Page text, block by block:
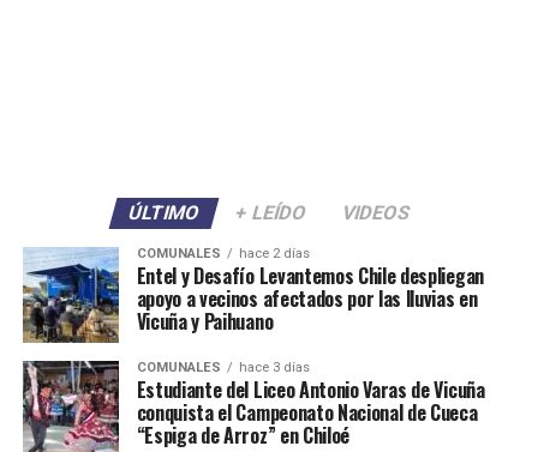
ÚLTIMO + LEÍDO VIDEOS
COMUNALES hace 2 días
Entel y Desafío Levantemos Chile despliegan
apoyo a vecinos afectados por las lluvias en
Vicuña y Paihuano
COMUNALES hace 3 días
Estudiante del Liceo Antonio Varas de Vicuña
conquista el Campeonato Nacional de Cueca
“Espiga de Arroz” en Chiloé